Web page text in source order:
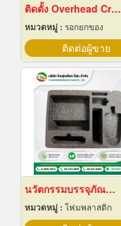
ติดตั้ง Overhead Crane
หมวดหมู่ : รอกยกของ
ติดต่อผู้ขาย
นวัตกรรมบรรจุภัณฑ์ Epe Foam
หมวดหมู่ : โฟมพลาสติก